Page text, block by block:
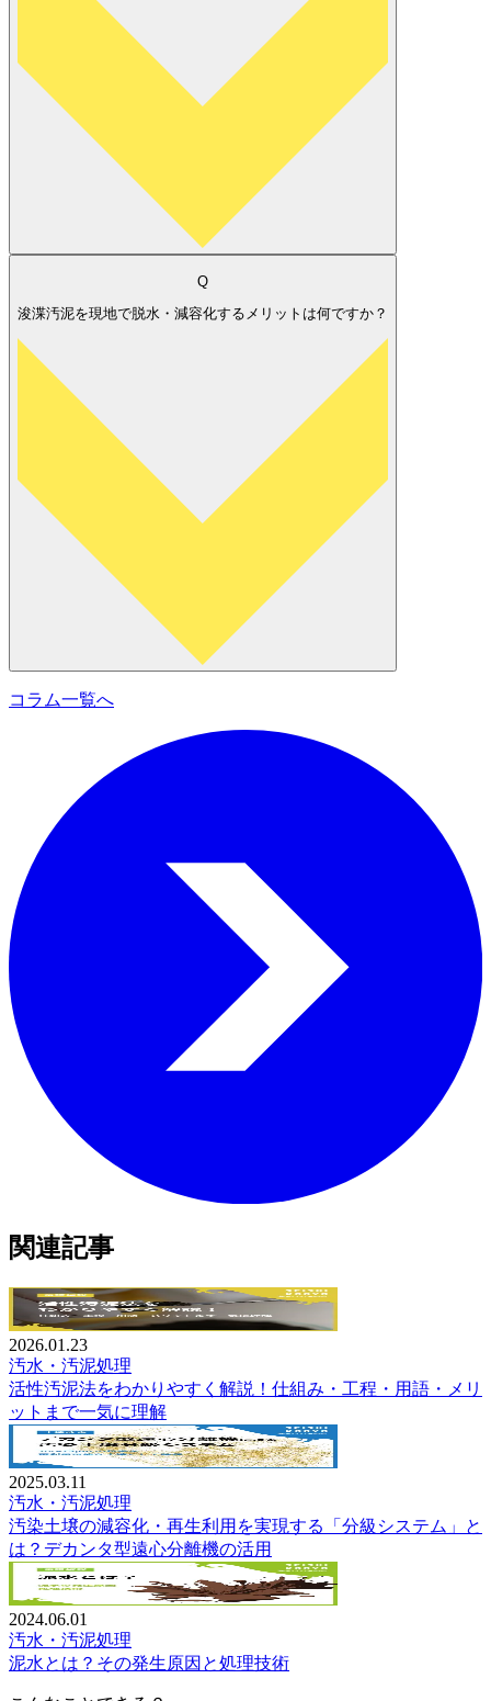
Q
浚渫汚泥を現地で脱水・減容化するメリットは何ですか？
コラム一覧へ
関連記事
2026.01.23
汚水・汚泥処理
活性汚泥法をわかりやすく解説！仕組み・工程・用語・メリ
ットまで一気に理解
2025.03.11
汚水・汚泥処理
汚染土壌の減容化・再生利用を実現する「分級システム」と
は？デカンタ型遠心分離機の活用
2024.06.01
汚水・汚泥処理
泥水とは？その発生原因と処理技術